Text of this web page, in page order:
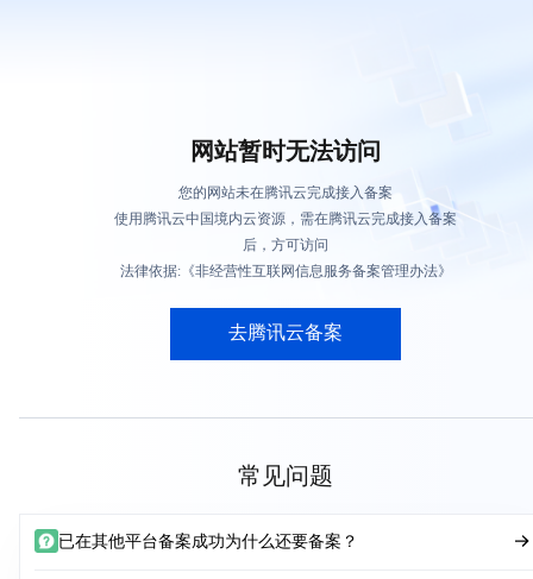
网站暂时无法访问
您的网站未在腾讯云完成接入备案
使用腾讯云中国境内云资源，需在腾讯云完成接入备案
后，方可访问
法律依据:《非经营性互联网信息服务备案管理办法》
去腾讯云备案
常见问题
已在其他平台备案成功为什么还要备案？